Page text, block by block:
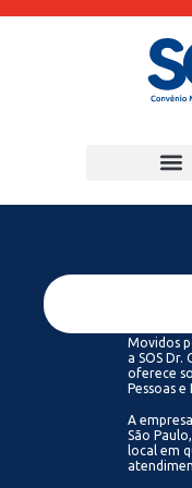
todos
Movidos
a SOS
oferece
Pessoas
A
São
local em